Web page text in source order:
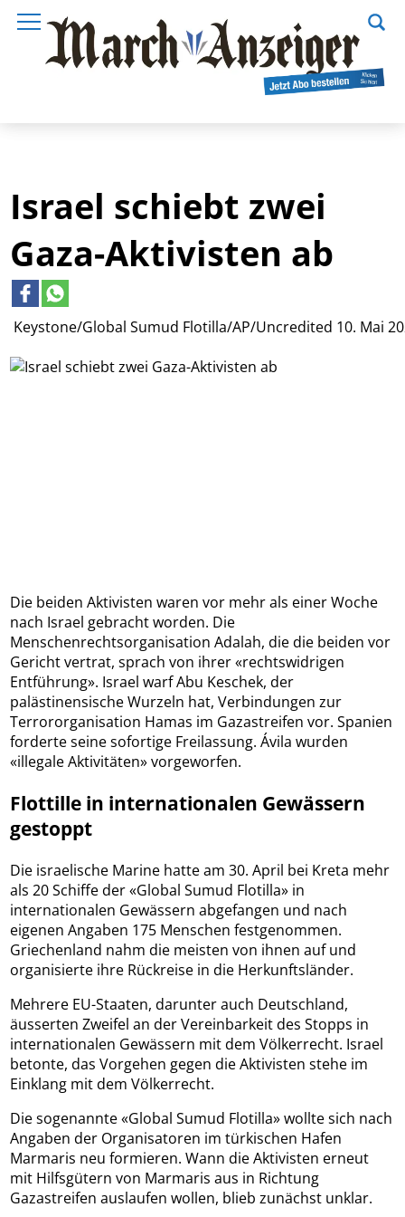
Keystone/Global Sumud Flotilla/AP/Uncredited 10. Mai
Israel schiebt zwei
Gaza-Aktivisten ab
Die beiden Aktivisten waren vor mehr als einer Woche
nach Israel gebracht worden. Die
Menschenrechtsorganisation Adalah, die die beiden vor
Gericht vertrat, sprach von ihrer «rechtswidrigen
Entführung». Israel warf Abu Keschek, der
palästinensische Wurzeln hat, Verbindungen zur
Terrororganisation Hamas im Gazastreifen vor. Spanien
forderte seine sofortige Freilassung. Ávila wurden
«illegale Aktivitäten» vorgeworfen.
Flottille in internationalen Gewässern
gestoppt
Die israelische Marine hatte am 30. April bei Kreta mehr
als 20 Schiffe der «Global Sumud Flotilla» in
internationalen Gewässern abgefangen und nach
eigenen Angaben 175 Menschen festgenommen.
Griechenland nahm die meisten von ihnen auf und
organisierte ihre Rückreise in die Herkunftsländer.
Mehrere EU-Staaten, darunter auch Deutschland,
äusserten Zweifel an der Vereinbarkeit des Stopps in
internationalen Gewässern mit dem Völkerrecht. Israel
betonte, das Vorgehen gegen die Aktivisten stehe im
Einklang mit dem Völkerrecht.
Die sogenannte «Global Sumud Flotilla» wollte sich nach
Angaben der Organisatoren im türkischen Hafen
Marmaris neu formieren. Wann die Aktivisten erneut
mit Hilfsgütern von Marmaris aus in Richtung
Gazastreifen auslaufen wollen, blieb zunächst unklar.